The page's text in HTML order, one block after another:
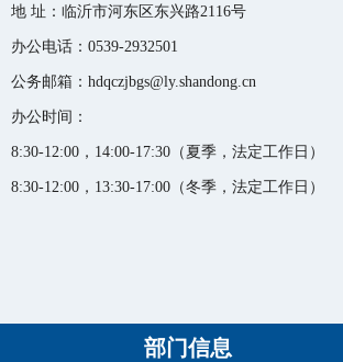
地 址： 临沂市河东区东兴路2116号
办公电话： 0539-2932501
公务邮箱： hdqczjbgs@ly.shandong.cn
办公时间：
8:30-12:00，14:00-17:30（夏季，法定工作日）
8:30-12:00，13:30-17:00（冬季，法定工作日）
部门信息